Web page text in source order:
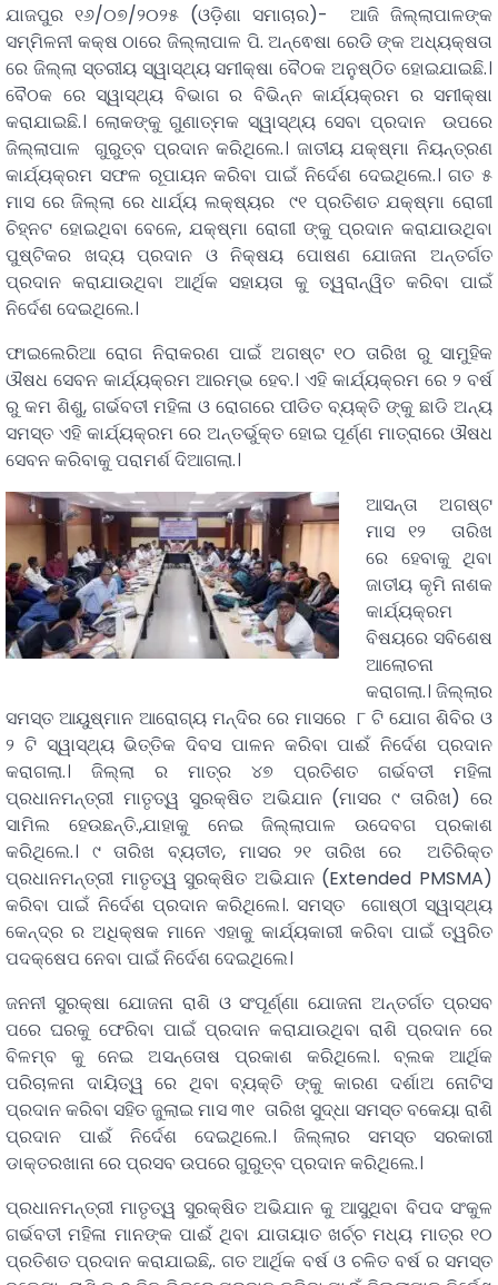
ଯାଜପୁର ୧୬/୦୭/୨୦୨୫ (ଓଡ଼ିଶା ସମାଚାର)- ଆଜି ଜିଲ୍ଲାପାଳଙ୍କ
ସମ୍ମିଳନୀ କକ୍ଷ ଠାରେ ଜିଲ୍ଲାପାଳ ପି. ଅନ୍ଵେଷା ରେଡି ଙ୍କ ଅଧ୍ୟକ୍ଷତା
ରେ ଜିଲ୍ଲା ସ୍ତରୀୟ ସ୍ୱାସ୍ଥ୍ୟ ସମୀକ୍ଷା ବୈଠକ ଅନୁଷ୍ଠିତ ହୋଇଯାଇଛି.।
ବୈଠକ ରେ ସ୍ୱାସ୍ଥ୍ୟ ବିଭାଗ ର ବିଭିନ୍ନ କାର୍ଯ୍ୟକ୍ରମ ର ସମୀକ୍ଷା
କରାଯାଇଛି.। ଲୋକଙ୍କୁ ଗୁଣାତ୍ମକ ସ୍ୱାସ୍ଥ୍ୟ ସେବା ପ୍ରଦାନ ଉପରେ
ଜିଲ୍ଲାପାଳ ଗୁରୁତ୍ବ ପ୍ରଦାନ କରିଥିଲେ.। ଜାତୀୟ ଯକ୍ଷ୍ମା ନିୟନ୍ତ୍ରଣ
କାର୍ଯ୍ୟକ୍ରମ ସଫଳ ରୂପାୟନ କରିବା ପାଇଁ ନିର୍ଦେଶ ଦେଇଥିଲେ.। ଗତ ୫
ମାସ ରେ ଜିଲ୍ଲା ରେ ଧାର୍ଯ୍ୟ ଲକ୍ଷ୍ୟର ୯୧ ପ୍ରତିଶତ ଯକ୍ଷ୍ମା ରୋଗୀ
ଚିହ୍ନଟ ହୋଇଥିବା ବେଳେ, ଯକ୍ଷ୍ମା ରୋଗୀ ଙ୍କୁ ପ୍ରଦାନ କରାଯାଉଥିବା
ପୁଷ୍ଟିକର ଖଦ୍ୟ ପ୍ରଦାନ ଓ ନିକ୍ଷୟ ପୋଷଣ ଯୋଜନା ଅନ୍ତର୍ଗତ
ପ୍ରଦାନ କରାଯାଉଥିବା ଆର୍ଥିକ ସହାୟତା କୁ ତ୍ୱରାନ୍ୱିତ କରିବା ପାଇଁ
ନିର୍ଦେଶ ଦେଇଥିଲେ.।
ଫାଇଲେରିଆ ରୋଗ ନିରାକରଣ ପାଇଁ ଅଗଷ୍ଟ ୧୦ ତାରିଖ ରୁ ସାମୁହିକ
ଔଷଧ ସେବନ କାର୍ଯ୍ୟକ୍ରମ ଆରମ୍ଭ ହେବ.। ଏହି କାର୍ଯ୍ୟକ୍ରମ ରେ ୨ ବର୍ଷ
ରୁ କମ ଶିଶୁ, ଗର୍ଭବତୀ ମହିଳା ଓ ରୋଗରେ ପୀଡିତ ବ୍ୟକ୍ତି ଙ୍କୁ ଛାଡି ଅନ୍ୟ
ସମସ୍ତ ଏହି କାର୍ଯ୍ୟକ୍ରମ ରେ ଅନ୍ତର୍ଭୁକ୍ତ ହୋଇ ପୂର୍ଣ୍ଣ ମାତ୍ରାରେ ଔଷଧ
ସେବନ କରିବାକୁ ପରାମର୍ଶ ଦିଆଗଲା.।
ଆସନ୍ତା ଅଗଷ୍ଟ
ମାସ ୧୨ ତାରିଖ
ରେ ହେବାକୁ ଥିବା
ଜାତୀୟ କୃମି ନାଶକ
କାର୍ଯ୍ୟକ୍ରମ
ବିଷୟରେ ସବିଶେଷ
ଆଲୋଚନା
କରାଗଲା.। ଜିଲ୍ଲାର
ସମସ୍ତ ଆୟୁଷ୍ମାନ ଆରୋଗ୍ୟ ମନ୍ଦିର ରେ ମାସରେ ୮ ଟି ଯୋଗ ଶିବିର ଓ
୨ ଟି ସ୍ୱାସ୍ଥ୍ୟ ଭିତ୍ତିକ ଦିବସ ପାଳନ କରିବା ପାଈଁ ନିର୍ଦେଶ ପ୍ରଦାନ
କରାଗଲା.। ଜିଲ୍ଲା ର ମାତ୍ର ୪୭ ପ୍ରତିଶତ ଗର୍ଭବତୀ ମହିଳା
ପ୍ରଧାନମନ୍ତ୍ରୀ ମାତୃତ୍ୱ ସୁରକ୍ଷିତ ଅଭିଯାନ (ମାସର ୯ ତାରିଖ) ରେ
ସାମିଲ ହେଉଛନ୍ତି.,ଯାହାକୁ ନେଇ ଜିଲ୍ଲାପାଳ ଉଦେବଗ ପ୍ରକାଶ
କରିଥିଲେ.। ୯ ତାରିଖ ବ୍ୟତୀତ, ମାସର ୨୧ ତାରିଖ ରେ ଅତିରିକ୍ତ
ପ୍ରଧାନମନ୍ତ୍ରୀ ମାତୃତ୍ୱ ସୁରକ୍ଷିତ ଅଭିଯାନ (Extended PMSMA)
କରିବା ପାଇଁ ନିର୍ଦେଶ ପ୍ରଦାନ କରିଥିଲେ।. ସମସ୍ତ ଗୋଷ୍ଠୀ ସ୍ୱାସ୍ଥ୍ୟ
କେନ୍ଦ୍ର ର ଅଧିକ୍ଷକ ମାନେ ଏହାକୁ କାର୍ଯ୍ୟକାରୀ କରିବା ପାଇଁ ତ୍ୱରିତ
ପଦକ୍ଷେପ ନେବା ପାଇଁ ନିର୍ଦେଶ ଦେଇଥିଲେ।
ଜନନୀ ସୁରକ୍ଷା ଯୋଜନା ରାଶି ଓ ସଂପୂର୍ଣ୍ଣା ଯୋଜନା ଅନ୍ତର୍ଗତ ପ୍ରସବ
ପରେ ଘରକୁ ଫେରିବା ପାଇଁ ପ୍ରଦାନ କରାଯାଉଥିବା ରାଶି ପ୍ରଦାନ ରେ
ବିଳମ୍ବ କୁ ନେଇ ଅସନ୍ତୋଷ ପ୍ରକାଶ କରିଥିଲେ।. ବ୍ଲକ ଆର୍ଥିକ
ପରିଚାଳନା ଦାୟିତ୍ୱ ରେ ଥିବା ବ୍ୟକ୍ତି ଙ୍କୁ କାରଣ ଦର୍ଶାଅ ନୋଟିସ
ପ୍ରଦାନ କରିବା ସହିତ ଜୁଲାଇ ମାସ ୩୧ ତାରିଖ ସୁଦ୍ଧା ସମସ୍ତ ବକେୟା ରାଶି
ପ୍ରଦାନ ପାଈଁ ନିର୍ଦେଶ ଦେଇଥିଲେ.। ଜିଲ୍ଲାର ସମସ୍ତ ସରକାରୀ
ଡାକ୍ତରଖାନା ରେ ପ୍ରସବ ଉପରେ ଗୁରୁତ୍ବ ପ୍ରଦାନ କରିଥିଲେ.।
ପ୍ରଧାନମନ୍ତ୍ରୀ ମାତୃତ୍ୱ ସୁରକ୍ଷିତ ଅଭିଯାନ କୁ ଆସୁଥିବା ବିପଦ ସଂକୁଳ
ଗର୍ଭବତୀ ମହିଳା ମାନଙ୍କ ପାଈଁ ଥିବା ଯାତାୟାତ ଖର୍ଚ୍ଚ ମଧ୍ୟ ମାତ୍ର ୧୦
ପ୍ରତିଶତ ପ୍ରଦାନ କରାଯାଇଛି,. ଗତ ଆର୍ଥିକ ବର୍ଷ ଓ ଚଳିତ ବର୍ଷ ର ସମସ୍ତ